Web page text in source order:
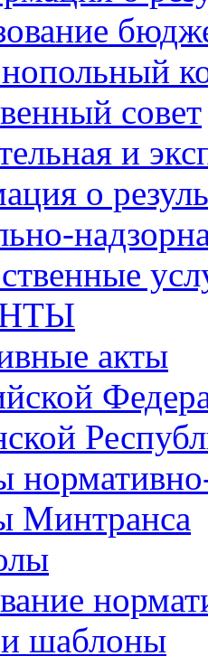
совет
и
о
акты
Минтранса
шаблоны